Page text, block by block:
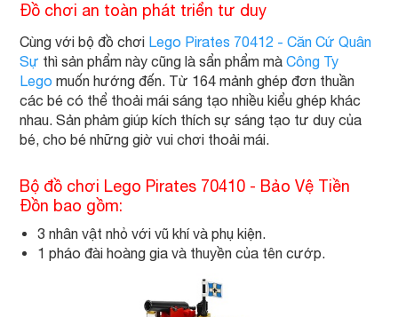
Đồ chơi an toàn phát triển tư duy
Cùng với bộ đồ chơi Lego Pirates 70412 - Căn Cứ Quân
Sự thì sản phẩm này cũng là sẩn phẩm mà Công Ty
Lego muốn hướng đến. Từ 164 mảnh ghép đơn thuần
các bé có thể thoải mái sáng tạo nhiều kiểu ghép khác
nhau. Sản phảm giúp kích thích sự sáng tạo tư duy của
bé, cho bé những giờ vui chơi thoải mái.
Bộ đồ chơi Lego Pirates 70410 - Bảo Vệ Tiền
Đồn bao gồm:
3 nhân vật nhỏ với vũ khí và phụ kiện.
1 pháo đài hoàng gia và thuyền của tên cướp.